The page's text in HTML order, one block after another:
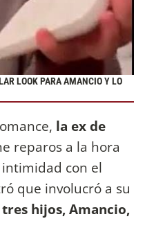
LOOK PARA AMANCIO Y LO
la ex de
reparos a la hora
con el
que involucró a su
hijos, Amancio,